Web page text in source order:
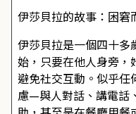
伊莎貝拉的故事：困窘
伊莎貝拉是一個四十多
始，只要在他人身旁，
避免社交互動。似乎任
慮—與人對話、講電話